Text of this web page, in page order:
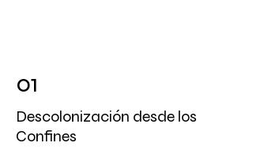
01
Descolonización desde los
Confines